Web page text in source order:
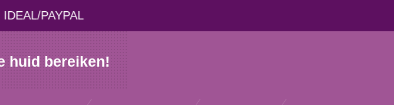
PAYPAL
huid bereiken!